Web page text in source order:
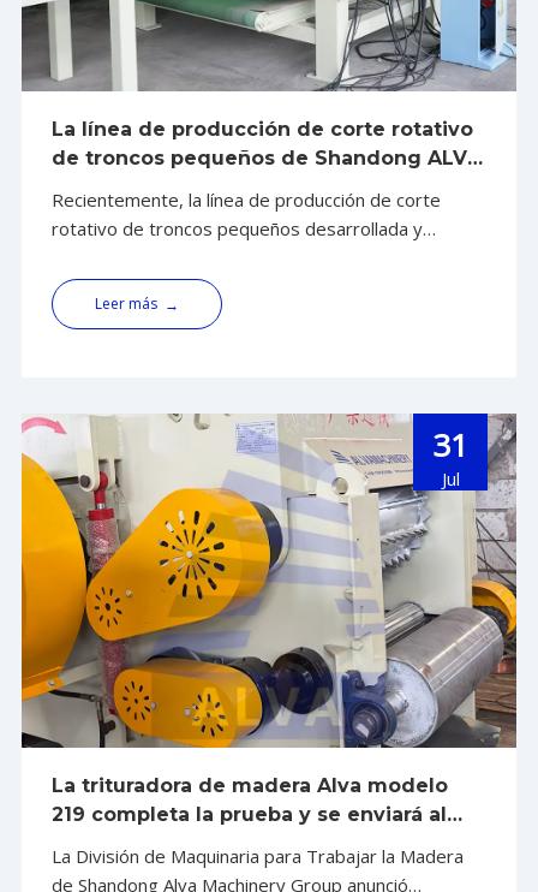
La línea de producción de corte rotativo
de troncos pequeños de Shandong ALVA
de prueba y la calidad es nuevamente
reconocida por los clientes
Recientemente, la línea de producción de corte
rotativo de troncos pequeños desarrollada y
entrado en la etapa de operación de prueba en las
instalaciones del cliente. Después de la instalación y
Leer más →
31
Jul
La trituradora de madera Alva modelo
219 completa la prueba y se enviará al
La División de Maquinaria para Trabajar la Madera
de Shandong Alva Machinery Group anunció